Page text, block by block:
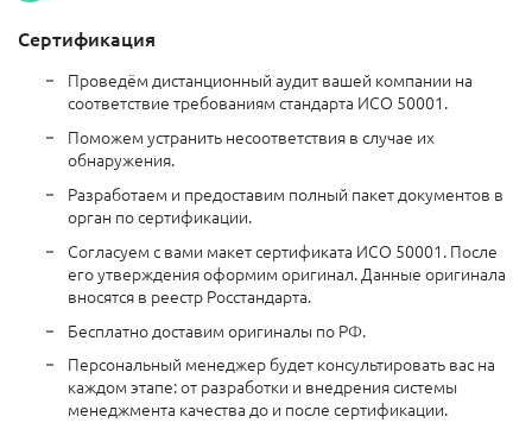
Сертификация
Проведём дистанционный аудит вашей компании на
соответствие требованиям стандарта ИСО 50001.
Поможем устранить несоответствия в случае их
обнаружения.
Разработаем и предоставим полный пакет документов в
орган по сертификации.
Согласуем с вами макет сертификата ИСО 50001. После
его утверждения оформим оригинал. Данные оригинала
вносятся в реестр Росстандарта.
Бесплатно доставим оригиналы по РФ.
Персональный менеджер будет консультировать вас на
каждом этапе: от разработки и внедрения системы
менеджмента качества до и после сертификации.